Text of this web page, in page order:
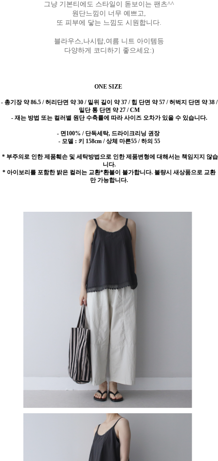
그냥 기본티에도 스타일이 돋보이는 팬츠^^
원단느낌이 너무 예쁘고,
또 피부에 닿는 느낌도 시원합니다.
블라우스,나시탑,여름 니트 아이템등
다양하게 코디하기 좋으세요:)
ONE SIZE
- 총기장 약 86.5 / 허리단면 약 30 / 밑위 길이 약 37 / 힙 단면 약 57 / 허벅지 단면 약 38 /
밑단 통 단면 약 27 / CM
- 재는 방법 또는 컬러별 원단 수축률에 따라 사이즈 오차가 있을 수 있습니다.
- 면100% / 단독세탁, 드라이크리닝 권장
- 모델 : 키 158cm / 상체 마른55 / 하의 55
* 부주의로 인한 제품훼손 및 세탁방법으로 인한 제품변형에 대해서는 책임지지 않습
니다.
* 아이보리를 포함한 밝은 컬러는 교환*환불이 불가합니다. 불량시 새상품으로 교환
만 가능합니다.